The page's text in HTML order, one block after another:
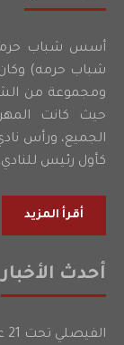
شباب حرمه)
ومجموعة من
حيث كانت
الجميع، ورأس
كأول رئيس للنادي.
أقرأ المزيد
أحدث الأخبار